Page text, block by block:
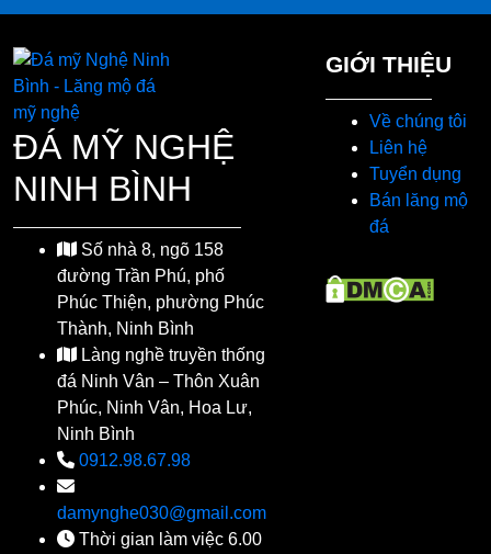
ĐÁ MỸ NGHỆ
NINH BÌNH
Số nhà 8, ngõ 158
đường Trần Phú, phố
Phúc Thiện, phường Phúc
Thành, Ninh Bình
Làng nghề truyền thống
đá Ninh Vân – Thôn Xuân
Phúc, Ninh Vân, Hoa Lư,
Ninh Bình
0912.98.67.98
damynghe030@gmail.com
Thời gian làm việc 6.00
GIỚI THIỆU
Về chúng tôi
Liên hệ
Tuyển dụng
Bán lăng mộ
đá